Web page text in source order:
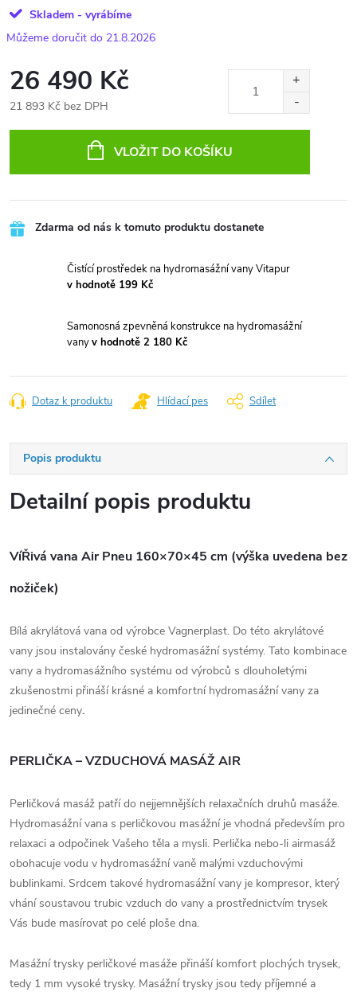
Skladem - vyrábíme
21.8.2026
26 490 Kč
21 893 Kč bez DPH
VLOŽIT DO KOŠÍKU
Zdarma od nás k tomuto produktu dostanete
Čistící prostředek na hydromasážní vany Vitapur
v hodnotě 199 Kč
Samonosná zpevněná konstrukce na hydromasážní
vanyv hodnotě 2 180 Kč
Dotaz k produktu Hlídací pes Sdílet
Popis produktu
Detailní popis produktu
VíŘivá vana Air Pneu 160×70×45 cm (výška uvedena bez
nožiček)
Bílá akrylátová vana od výrobce Vagnerplast. Do této akrylátové
vany jsou instalovány české hydromasážní systémy. Tato kombinace
vany a hydromasážního systému od výrobců s dlouholetými
zkušenostmi přináší krásné a komfortní hydromasážní vany za
jedinečné ceny.
PERLIČKA – VZDUCHOVÁ MASÁŽ AIR
Perličková masáž patří do nejjemnějších relaxačních druhů masáže.
Hydromasážní vana s perličkovou masážní je vhodná především pro
relaxaci a odpočinek Vašeho těla a mysli. Perlička nebo-li airmasáž
obohacuje vodu v hydromasážní vaně malými vzduchovými
bublinkami. Srdcem takové hydromasážní vany je kompresor, který
vhání soustavou trubic vzduch do vany a prostřednictvím trysek
Vás bude masírovat po celé ploše dna.
Masážní trysky perličkové masáže přináší komfort plochých trysek,
tedy 1 mm vysoké trysky. Masážní trysky jsou tedy příjemné a